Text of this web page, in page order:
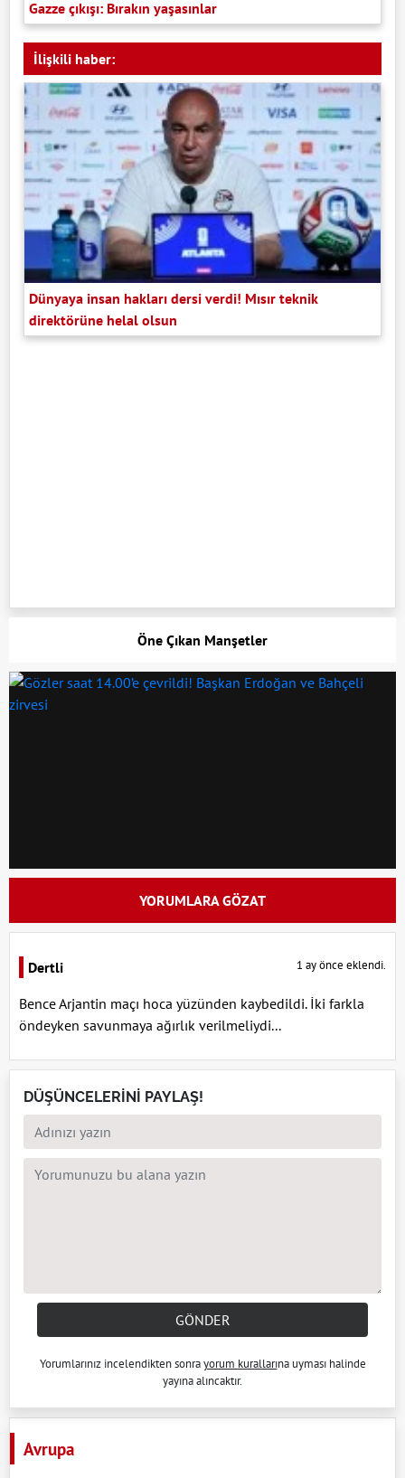
Gazze çıkışı: Bırakın yaşasınlar
İlişkili haber:
Dünyaya insan hakları dersi verdi! Mısır teknik
direktörüne helal olsun
Öne Çıkan Manşetler
YORUMLARA GÖZAT
Dertli 1 ay önce eklendi.
Bence Arjantin maçı hoca yüzünden kaybedildi. İki farkla
öndeyken savunmaya ağırlık verilmeliydi...
DÜŞÜNCELERİNİ PAYLAŞ!
GÖNDER
Yorumlarınız incelendikten sonrayorum kurallarına uyması halinde
yayına alıncaktır.
Avrupa